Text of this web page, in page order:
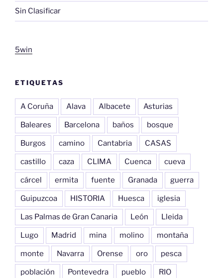
Sin Clasificar
5win
ETIQUETAS
A Coruña Alava Albacete Asturias
Baleares Barcelona baños bosque
Burgos camino Cantabria CASAS
castillo caza CLIMA Cuenca cueva
cárcel ermita fuente Granada guerra
Guipuzcoa HISTORIA Huesca iglesia
Las Palmas de Gran Canaria León Lleida
Lugo Madrid mina molino montaña
monte Navarra Orense oro pesca
población Pontevedra pueblo RIO